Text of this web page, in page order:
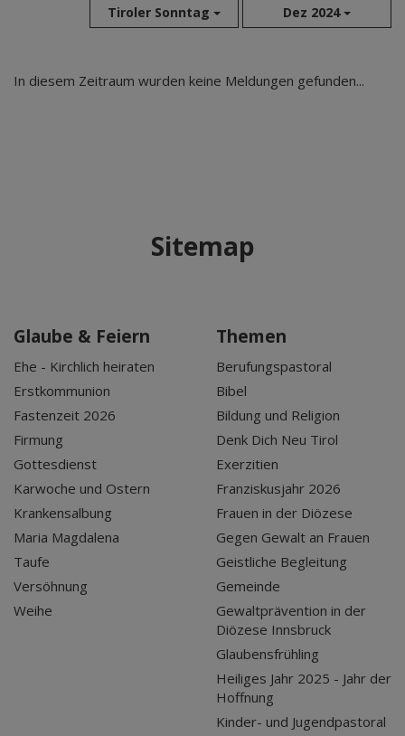
Tiroler Sonntag Dez 2024
Aug 2026
Sep 2025
In diesem Zeitraum wurden keine Meldungen gefunden...
Sitemap
Glaube & Feiern
Ehe - Kirchlich heiraten
Erstkommunion
Fastenzeit 2026
Firmung
Gottesdienst
Karwoche und Ostern
Krankensalbung
Maria Magdalena
Taufe
Versöhnung
Weihe
Themen
Berufungspastoral
Bibel
Bildung und Religion
Denk Dich Neu Tirol
Exerzitien
Franziskusjahr 2026
Frauen in der Diözese
Gegen Gewalt an Frauen
Geistliche Begleitung
Gemeinde
Gewaltprävention in der
Diözese Innsbruck
Glaubensfrühling
Heiliges Jahr 2025 - Jahr der
Hoffnung
Kinder- und Jugendpastoral